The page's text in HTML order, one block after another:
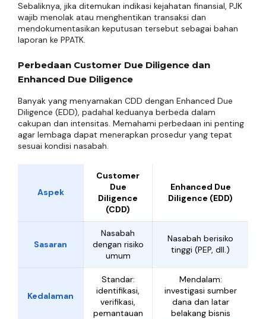
Sebaliknya, jika ditemukan indikasi kejahatan finansial, PJK
wajib menolak atau menghentikan transaksi dan
mendokumentasikan keputusan tersebut sebagai bahan
laporan ke PPATK.
Perbedaan Customer Due Diligence dan
Enhanced Due Diligence
Banyak yang menyamakan CDD dengan Enhanced Due
Diligence (EDD), padahal keduanya berbeda dalam
cakupan dan intensitas. Memahami perbedaan ini penting
agar lembaga dapat menerapkan prosedur yang tepat
sesuai kondisi nasabah.
Aspek
Customer
Due
Diligence
(CDD)
Enhanced Due
Diligence (EDD)
Sasaran
Nasabah
dengan risiko
umum
Nasabah berisiko
tinggi (PEP, dll.)
Kedalaman
Standar:
identifikasi,
verifikasi,
pemantauan
Mendalam:
investigasi sumber
dana dan latar
belakang bisnis